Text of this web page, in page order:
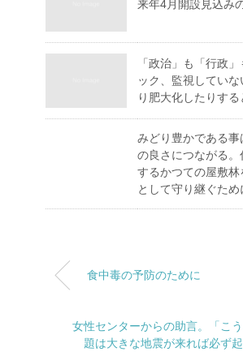
来年4月開設見込み
「政治」も「行政
ック、監視していな
り肥大化したりする
みどり豊かである
の良さにつながる
するかつての屋敷林
として守り継ぐため
食中毒の予防のために
女性センターからの助言。「こ
題は大きな地震が来れば必ず起